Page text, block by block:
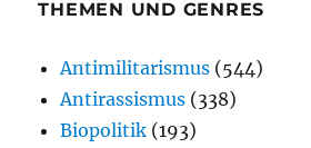
THEMEN UND GENRES
Antimilitarismus (544)
Antirassismus (338)
Biopolitik (193)